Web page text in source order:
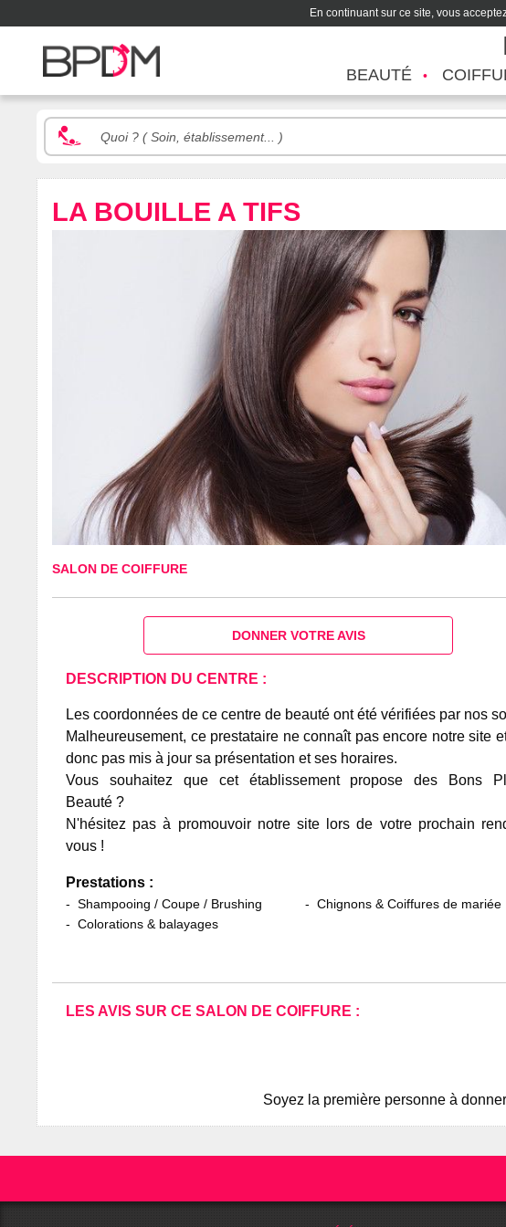
En continuant sur ce site, vous
BEAUTÉ
LA BOUILLE A TIFS
SALON DE COIFFURE
DONNER VOTRE AVIS
DESCRIPTION DU CENTRE :
Les coordonnées de ce centre de beauté ont été vérifiées par nos
Malheureusement, ce prestataire ne connaît pas encore notre site
donc pas mis à jour sa présentation et ses horaires.
Vous souhaitez que cet établissement propose des Bons
Beauté ?
N'hésitez pas à promouvoir notre site lors de votre prochain
vous !
Prestations :
Shampooing / Coupe / Brushing
Colorations & balayages
Chignons & Coiffures de mariée
LES AVIS SUR CE SALON DE COIFFURE :
Soyez la première personne à